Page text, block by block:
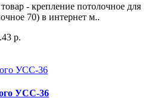
- крепление потолочное для
70) в интернет м..
р.
УСС-36